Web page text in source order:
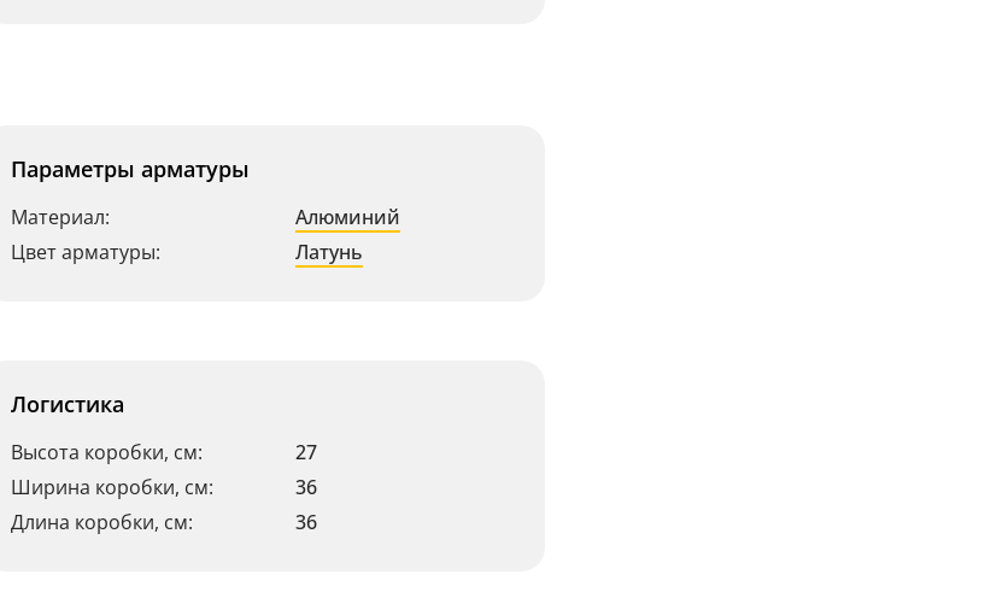
Параметры арматуры
Материал:
Алюминий
Цвет арматуры:
Латунь
Логистика
Высота коробки, см:
27
Ширина коробки, см:
36
Длина коробки, см:
36